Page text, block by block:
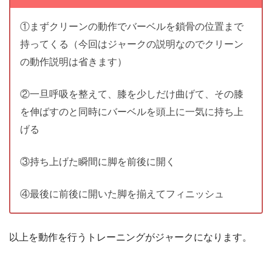
①まずクリーンの動作でバーベルを鎖骨の位置まで
持ってくる（今回はジャークの説明なのでクリーン
の動作説明は省きます）
②一旦呼吸を整えて、膝を少しだけ曲げて、その膝
を伸ばすのと同時にバーベルを頭上に一気に持ち上
げる
③持ち上げた瞬間に脚を前後に開く
④最後に前後に開いた脚を揃えてフィニッシュ
以上を動作を行うトレーニングがジャークになります。